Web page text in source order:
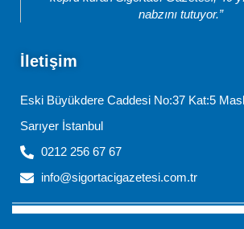
nabzını tutuyor.”
İletişim
Eski Büyükdere Caddesi No:37 Kat:5
Sarıyer İstanbul
0212 256 67 67
info@sigortacigazetesi.com.tr